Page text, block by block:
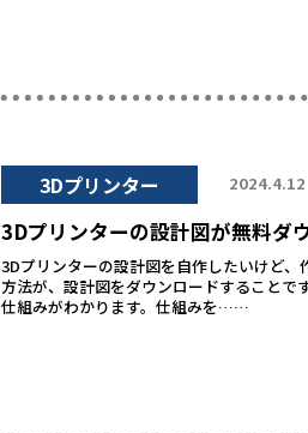
3Dプリンター 2024.4.12
3Dプリンターの設計図が無料ダ
3Dプリンターの設計図を自作したいけど
方法が、設計図をダウンロードすることで
仕組みがわかります。仕組みを……